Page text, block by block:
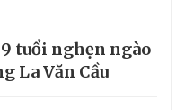
tuổi nghẹn ngào
La Văn Cầu